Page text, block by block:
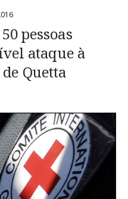
pessoas
ataque à
Quetta